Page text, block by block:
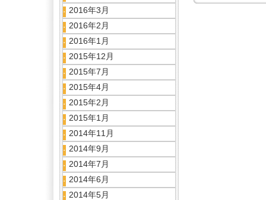
2016年3月
2016年2月
2016年1月
2015年12月
2015年7月
2015年4月
2015年2月
2015年1月
2014年11月
2014年9月
2014年7月
2014年6月
2014年5月